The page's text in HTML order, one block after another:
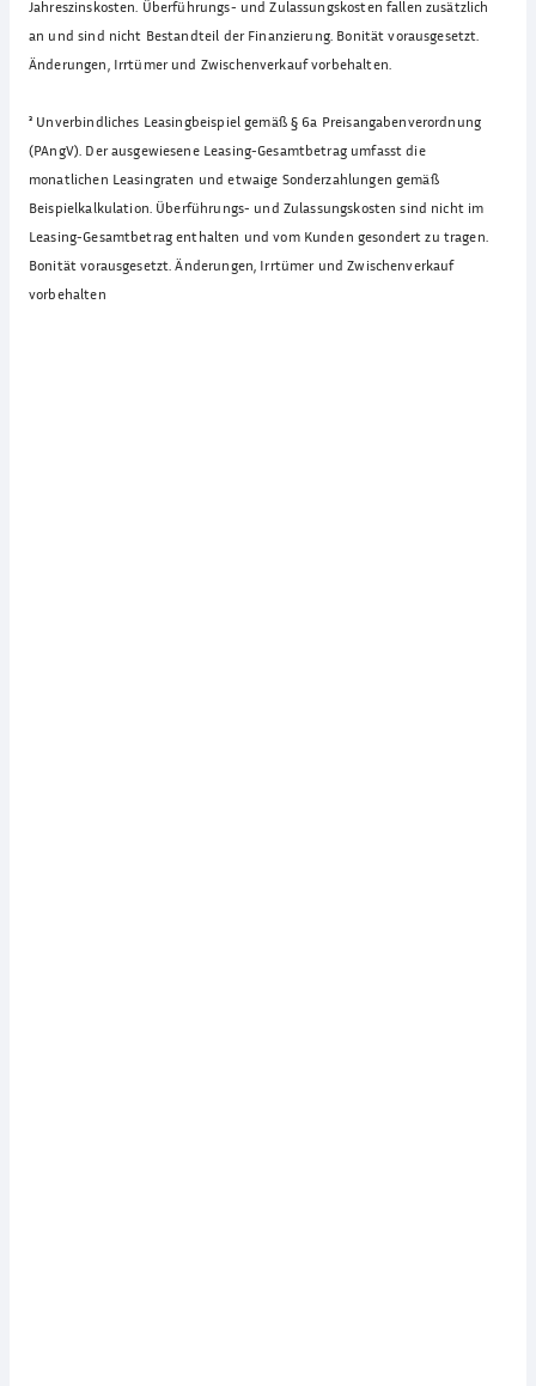
Jahreszinskosten. Überführungs- und Zulassungskosten fallen zusätzlich
an und sind nicht Bestandteil der Finanzierung. Bonität vorausgesetzt.
Änderungen, Irrtümer und Zwischenverkauf vorbehalten.
³ Unverbindliches Leasingbeispiel gemäß § 6a Preisangabenverordnung
(PAngV). Der ausgewiesene Leasing-Gesamtbetrag umfasst die
monatlichen Leasingraten und etwaige Sonderzahlungen gemäß
Beispielkalkulation. Überführungs- und Zulassungskosten sind nicht im
Leasing-Gesamtbetrag enthalten und vom Kunden gesondert zu tragen.
Bonität vorausgesetzt. Änderungen, Irrtümer und Zwischenverkauf
vorbehalten